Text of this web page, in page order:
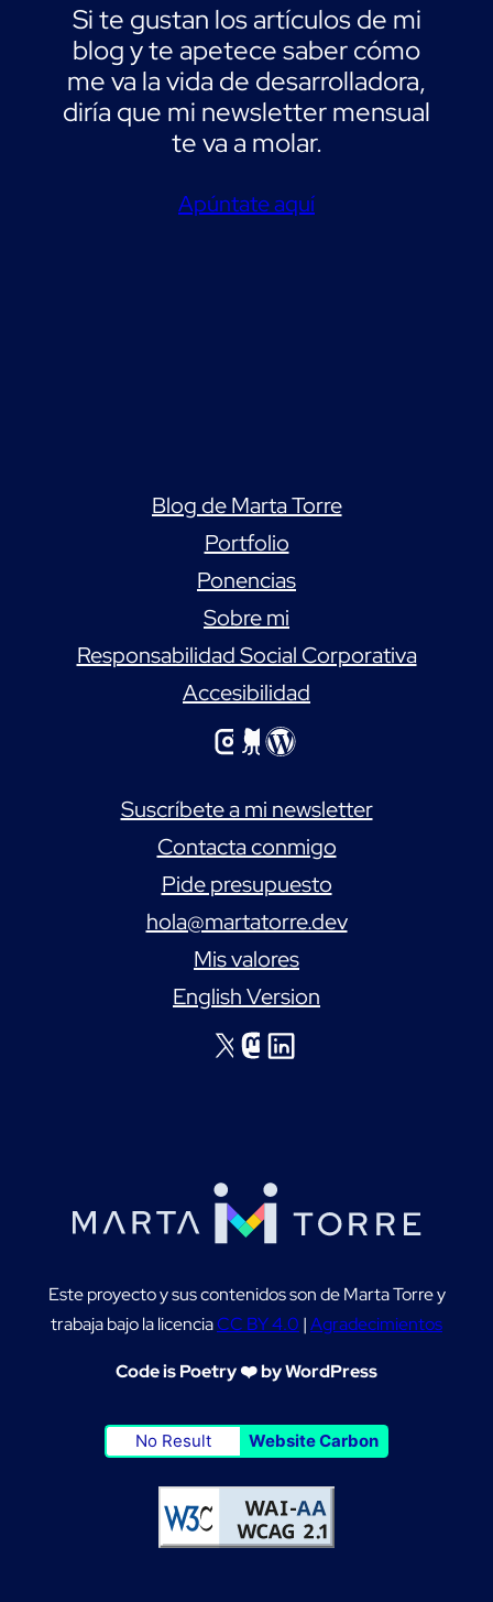
Si te gustan los artículos de mi
blog y te apetece saber cómo
me va la vida de desarrolladora,
diría que mi newsletter mensual
te va a molar.
Apúntate aquí
Blog de Marta Torre
Portfolio
Ponencias
Sobre mi
Responsabilidad Social Corporativa
Accesibilidad
Echa un vistazo mi cuenta de InstagramEcha un vistazo mi perfil de GitHub Echa un vistazo a mi perfil de WordPress
Suscríbete a mi newsletter
Contacta conmigo
Pide presupuesto
hola@martatorre.dev
Mis valores
English Version
Echa un vistazo mi cuenta de X Echa un vistazo mi cuenta de Mastodon Echa un vistazo mi cuenta de LinkedIn
Este proyecto y sus contenidos son de Marta Torre y
trabaja bajo la licenciaCC BY 4.0 |Agradecimientos
Code is Poetry ❤️ by WordPress
No Result Website Carbon